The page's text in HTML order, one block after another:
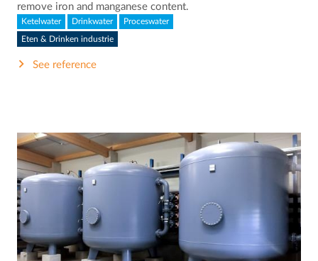
remove iron and manganese content.
Ketelwater Drinkwater Proceswater
Eten & Drinken industrie
See reference